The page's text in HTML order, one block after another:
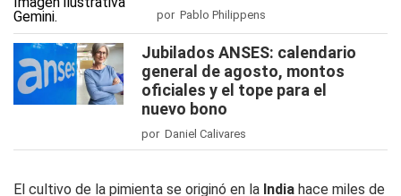
por Pablo Philippens
Jubilados ANSES: calendario
general de agosto, montos
oficiales y el tope para el
nuevo bono
por Daniel Calivares
El cultivo de la pimienta se originó en la India hace miles de